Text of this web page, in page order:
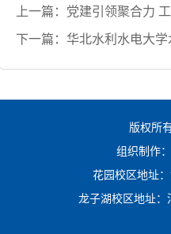
上一篇： 党建引领聚合力
下一篇： 华北水利水电大
版权所
组织制作
花园校区地址
龙子湖校区地址